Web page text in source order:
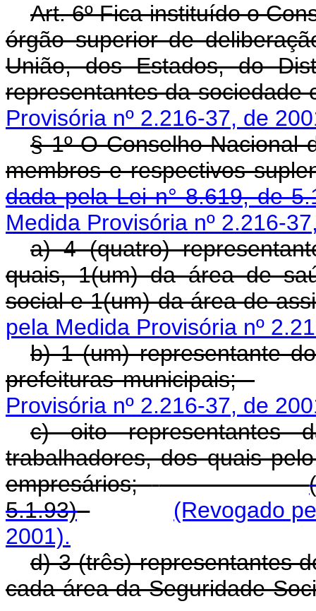
Art. 6º Fica instituído o
órgão superior de
União, dos Estados, do
representantes da sociedade
Provisória nº 2.216-37, de
§ 1º O Conselho Nacional
membros e respectivos
dada pela Lei n° 8.619, de
Medida Provisória nº 2.216-
a) 4 (quatro)
quais, 1(um) da área de
social e 1(um) da área de
pela Medida Provisória nº
b) 1 (um) representante
prefeituras municipais;
Provisória nº 2.216-37, de
c) oito representantes
trabalhadores, dos quais
empresários;
5.1.93)
(Revogado
2001).
d) 3 (três) representantes
cada área da Seguridade